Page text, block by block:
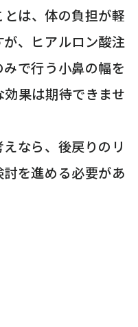
は、体の負担が軽
、ヒアルロン酸注
で行う小鼻の幅を
果は期待できませ
なら、後戻りのリ
を進める必要があ